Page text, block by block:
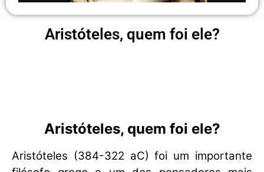
Aristóteles, quem foi ele?
Aristóteles, quem foi ele?
Aristóteles (384-322 aC) foi um importante